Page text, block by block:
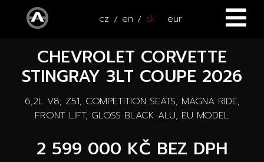
cz en sk eur
ÚVOD
VOZIDLÁ
Všetky vozidlá
Nové vozidlá
ŠTVORKOLKY
SERVIS
CHEVROLET CORVETTE
STINGRAY 3LT COUPE 2026
6,2L V8, Z51, COMPETITION SEATS, MAGNA RIDE,
FRONT LIFT, GLOSS BLACK ALU, EU MODEL
2 599 000 KČ BEZ DPH